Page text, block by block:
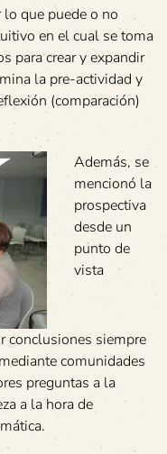
que puede o no
en el cual se toma
para crear y expandir
la pre-actividad y
(comparación)
Además, se
mencionó la
prospectiva
desde un
punto de
vista
conclusiones siempre
comunidades
preguntas a la
a la hora de